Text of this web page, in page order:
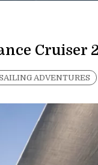
Cruiser
ADVENTURES